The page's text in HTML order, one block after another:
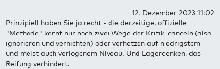
12. Dezember 2023 11:02
Prinzipiell haben Sie ja recht - die derzeitige, offizielle
"Methode" kennt nur noch zwei Wege der Kritik: canceln (also
ignorieren und vernichten) oder verhetzen auf niedrigstem
und meist auch verlogenem Niveau. Und Lagerdenken, das
Reifung verhindert.